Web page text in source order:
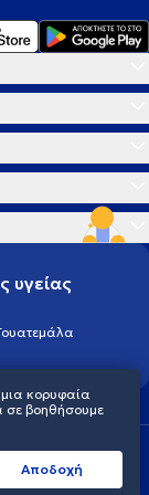
υγείας
απορρήτου
κορυφαία
σε βοηθήσουμε
Aποδοχή